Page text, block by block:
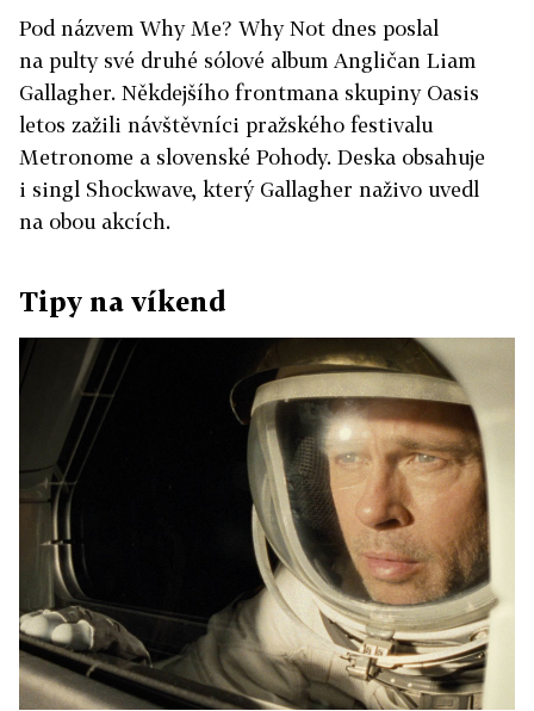
Pod názvem Why Me? Why Not dnes poslal
na pulty své druhé sólové album Angličan Liam
Gallagher. Někdejšího frontmana skupiny Oasis
letos zažili návštěvníci pražského festivalu
Metronome a slovenské Pohody. Deska obsahuje
i singl Shockwave, který Gallagher naživo uvedl
na obou akcích.
Tipy na víkend